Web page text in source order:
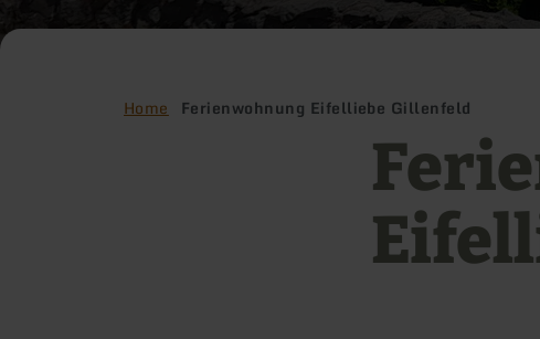
Home Ferienwohnung Eifelliebe Gillenfeld